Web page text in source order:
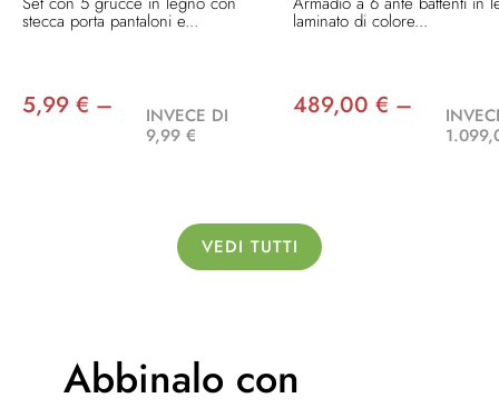
stecca porta pantaloni e...
5,99 € –
INVECE DI
9,99 €
laminato di colore...
489,00 € –
VEDI TUTTI
Abbinalo con